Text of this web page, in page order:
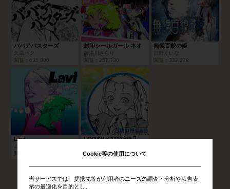
ババアバスターズ
久蔵バク
閲覧：
635,006
封印シールガール ネオ
御湯川さらり
閲覧：
257,730
無貌百貌の姫
前野くいな
閲覧：
332,279
Lavi
ムラサキシミズ
閲覧：
LOOK!!／2023年9月期JUMP新世界漫画賞
閲覧：105,098
ジャンプラ読切作品一覧へ戻る
Cookie等の使用について
当サービスでは、提携先等が利用者のニーズの調査・分析や広告表
示の最適化を目的とし、